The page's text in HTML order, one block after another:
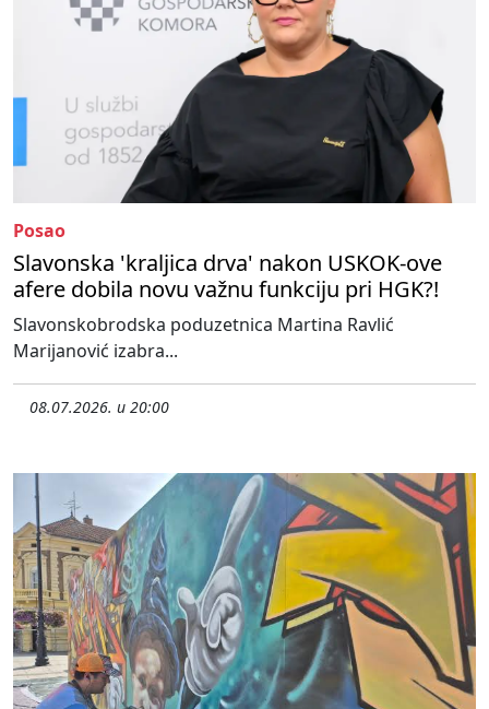
Posao
Slavonska 'kraljica drva' nakon USKOK-ove
afere dobila novu važnu funkciju pri HGK?!
Slavonskobrodska poduzetnica Martina Ravlić
Marijanović izabra...
08.07.2026. u 20:00